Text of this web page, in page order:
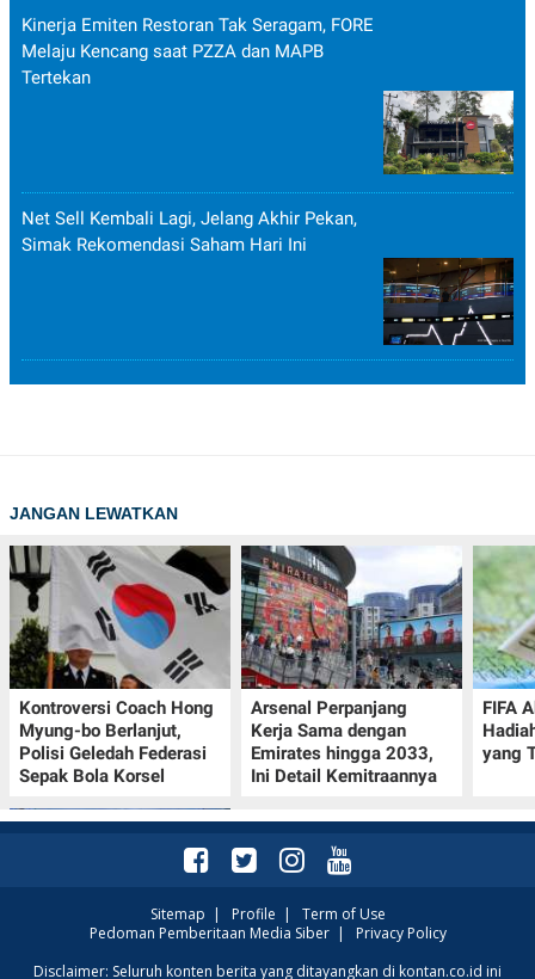
Kinerja Emiten Restoran Tak Seragam, FORE
Melaju Kencang saat PZZA dan MAPB
Tertekan
Net Sell Kembali Lagi, Jelang Akhir Pekan,
Simak Rekomendasi Saham Hari Ini
JANGAN LEWATKAN
Kontroversi Coach Hong
Myung-bo Berlanjut,
Polisi Geledah Federasi
Sepak Bola Korsel
Arsenal Perpanjang
Kerja Sama dengan
Emirates hingga 2033,
Ini Detail Kemitraannya
FIFA
yang
Prakiraan Cuaca Kota
Sitemap | Profile | Term of Use
Pedoman Pemberitaan Media Siber| Privacy Policy
Disclaimer: Seluruh konten berita yang ditayangkan di kontan.co.id ini